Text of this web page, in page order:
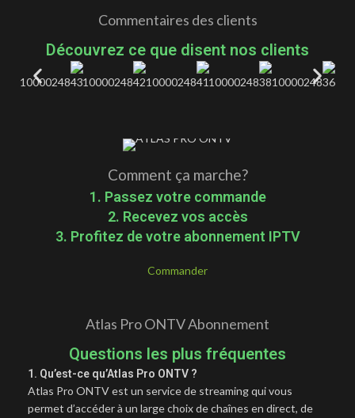
Commentaires des clients
Découvrez ce que disent nos clients
Comment ça marche?
1. Passez votre commande
2. Recevez vos accès
3. Profitez de votre abonnement IPTV
Commander
Atlas Pro ONTV Abonnement
Questions les plus fréquentes
1. Qu’est-ce qu’Atlas Pro ONTV ?
Atlas Pro ONTV est un service de streaming qui vous
permet d’accéder à un large choix de chaînes en direct, de